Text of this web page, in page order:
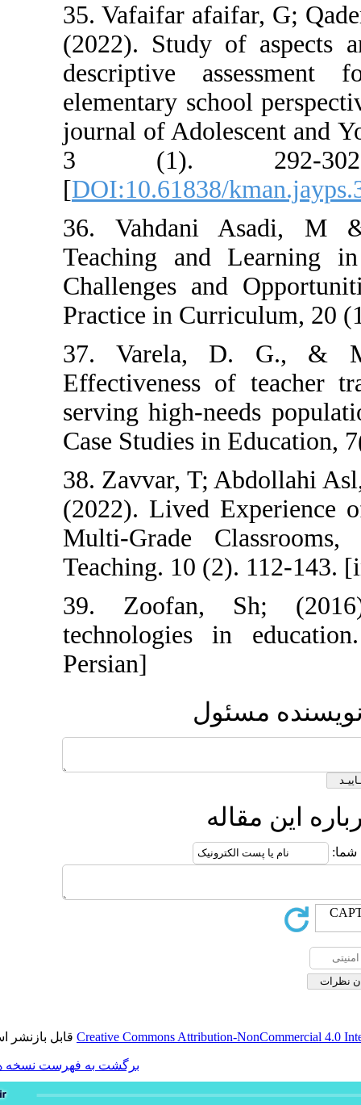
35. Vafaifar
(2022). Study
descriptive
elementary
journal of
3 (1).
[DOI:10.61838/
36. Vahdani
Teaching and
Challenges
Practice in
37. Varela,
Effectiveness
serving high-
Case Studies in
38. Zavvar, T;
(2022). Lived
Multi-Grade
Teaching. 10
39. Zoofan,
technologies
Creative Commonsقابل بازنشر است.
برگشت به فهرست نسخه ها